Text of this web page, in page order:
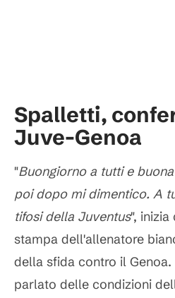
Spalletti,
Juve-Genoa
"Buongiorno a tutti e
poi dopo mi dimentico. A
tifosi della Juventus",
stampa dell'allenatore
della sfida contro il
parlato delle condizioni